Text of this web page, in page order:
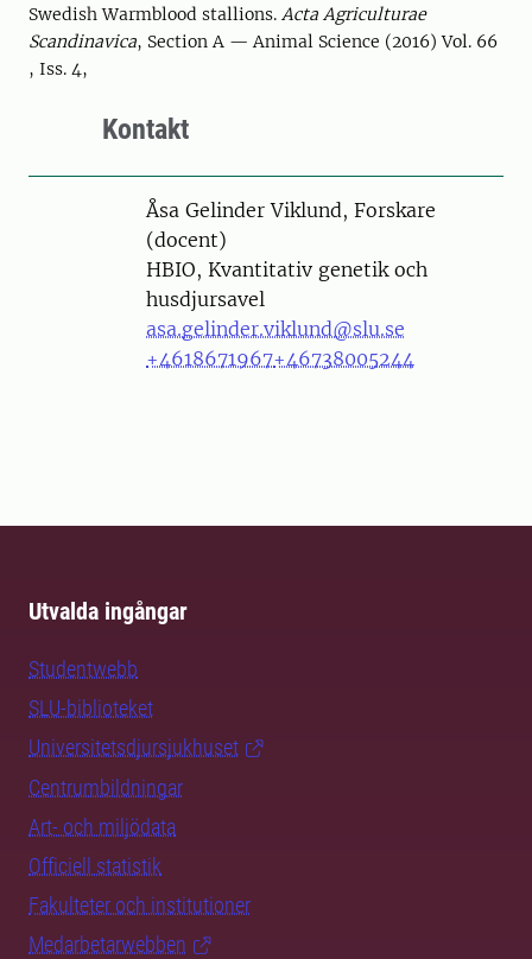
Swedish Warmblood stallions. Acta Agriculturae
Scandinavica, Section A — Animal Science (2016) Vol. 66
, Iss. 4,
Kontakt
PersonÅsa Gelinder Viklund, Forskare
(docent)
HBIO, Kvantitativ genetik och
husdjursavel
asa.gelinder.viklund@slu.se
+4618671967+46738005244
Utvalda ingångar
Studentwebb
SLU-biblioteket
Universitetsdjursjukhuset
Centrumbildningar
Art- och miljödata
Officiell statistik
Fakulteter och institutioner
Medarbetarwebben